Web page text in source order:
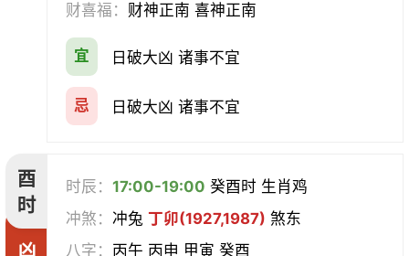
财喜福： 财神正南 喜神正南
宜 日破大凶 诸事不宜
忌 日破大凶 诸事不宜
酉
时
凶
时辰：17:00-19:00 癸酉时 生肖鸡
冲煞：冲兔 丁卯(1927,1987) 煞东
八字： 丙午 丙申 甲寅 癸酉